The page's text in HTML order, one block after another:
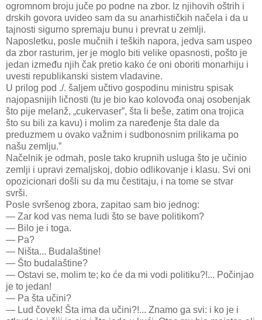
ogromnom broju juče po podne na zbor. Iz njihovih oštrih i
drskih govora uvideo sam da su anarhističkih načela i da u
tajnosti sigurno spremaju bunu i prevrat u zemlji.
Naposletku, posle mučnih i teških napora, jedva sam uspeo
da zbor rasturim, jer je moglo biti velike opasnosti, pošto je
jedan između njih čak pretio kako će oni oboriti monarhiju i
uvesti republikanski sistem vladavine.
U prilog pod ./. šaljem učtivo gospodinu ministru spisak
najopasnijih ličnosti (tu je bio kao kolovođa onaj osobenjak
što pije melanž, „cukervaser”, šta li beše, zatim ona trojica
što su bili za kavu) i molim za naređenje šta dale da
preduzmem u ovako važnim i sudbonosnim prilikama po
našu zemlju.”
Načelnik je odmah, posle tako krupnih usluga što je učinio
zemlji i upravi zemaljskoj, dobio odlikovanje i klasu. Svi oni
opozicionari došli su da mu čestitaju, i na tome se stvar
svrši.
Posle svršenog zbora, zapitao sam bio jednog:
— Zar kod vas nema ludi što se bave politikom?
— Bilo je i toga.
— Pa?
— Ništa... Budalaštine!
— Što budalaštine?
— Ostavi se, molim te; ko će da mi vodi politiku?!... Počinjao
je to jedan!
— Pa šta učini?
— Lud čovek! Šta ima da učini?!... Znamo ga svi: i ko je i